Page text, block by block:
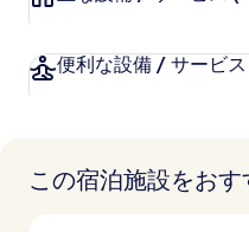
ミ
便利な設備 / サービス
この宿泊施設をお